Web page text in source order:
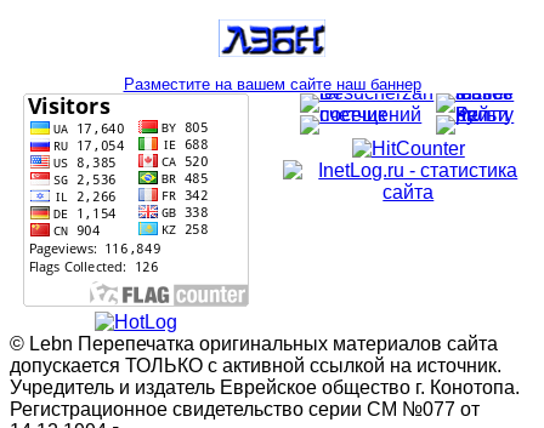
Разместите на вашем сайте наш баннер
© Lebn Перепечатка оригинальных материалов сайта
допускается ТОЛЬКО с активной ссылкой на источник.
Учредитель и издатель Еврейское общество г. Конотопа.
Регистрационное свидетельство серии СМ №077 от